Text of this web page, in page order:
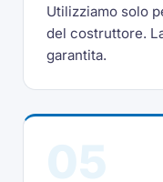
Utilizziamo solo
del costruttore.
garantita.